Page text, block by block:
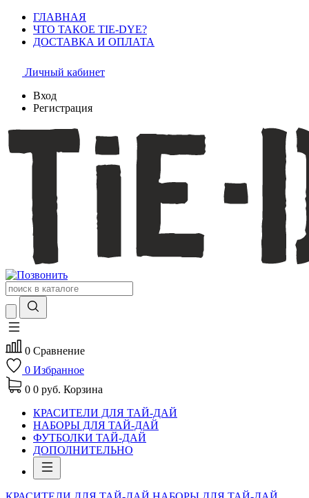
ГЛАВНАЯ
ЧТО ТАКОЕ TIE-DYE?
ДОСТАВКА И ОПЛАТА
Личный кабинет
Вход
Регистрация
0 Сравнение
0 Избранное
0 0 руб. Корзина
КРАСИТЕЛИ ДЛЯ ТАЙ-ДАЙ
НАБОРЫ ДЛЯ ТАЙ-ДАЙ
ФУТБОЛКИ ТАЙ-ДАЙ
ДОПОЛНИТЕЛЬНО